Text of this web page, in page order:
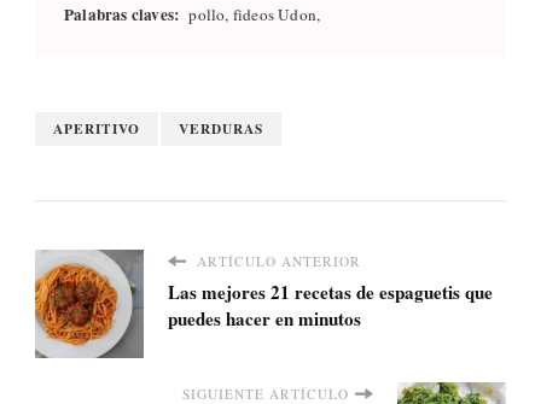
Palabras claves: pollo, fideos Udon,
APERITIVO VERDURAS
ARTÍCULO ANTERIOR
Las mejores 21 recetas de espaguetis que
puedes hacer en minutos
SIGUIENTE ARTÍCULO